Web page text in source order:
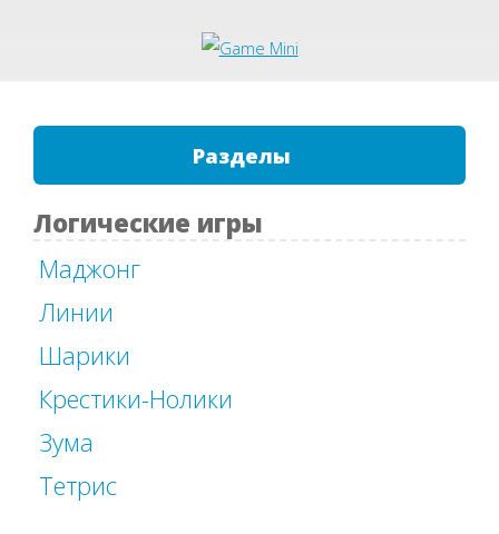
Разделы
Логические игры
Маджонг
Линии
Шарики
Крестики-Нолики
Зума
Тетрис